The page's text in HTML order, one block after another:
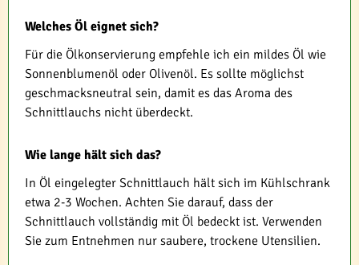
Welches Öl eignet sich?
Für die Ölkonservierung empfehle ich ein mildes Öl wie
Sonnenblumenöl oder Olivenöl. Es sollte möglichst
geschmacksneutral sein, damit es das Aroma des
Schnittlauchs nicht überdeckt.
Wie lange hält sich das?
In Öl eingelegter Schnittlauch hält sich im Kühlschrank
etwa 2-3 Wochen. Achten Sie darauf, dass der
Schnittlauch vollständig mit Öl bedeckt ist. Verwenden
Sie zum Entnehmen nur saubere, trockene Utensilien.